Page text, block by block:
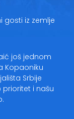
gosti iz zemlje
još jednom
Kopaoniku
Srbije
prioritet i našu